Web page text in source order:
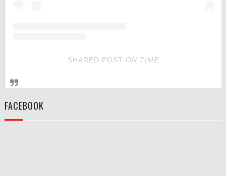
SHARED POST ON TIME
FACEBOOK